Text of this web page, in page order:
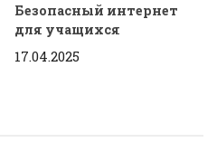
Безопасный интернет
для учащихся
17.04.2025